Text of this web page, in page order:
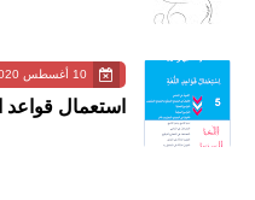
10 أغسطس 2020
استعمال قواعد